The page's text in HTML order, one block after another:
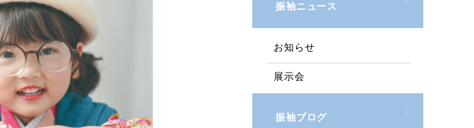
振袖ニュース
お知らせ
展示会
振袖ブログ